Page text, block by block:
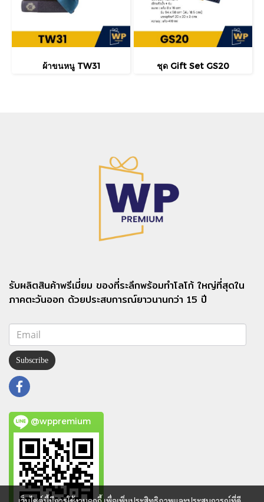
ผ้าขนหนู TW31 ชุด Gift Set GS20
รับผลิตสินค้าพรีเมี่ยม ของที่ระลึกพร้อมทำโลโก้ ใหญ่ที่สุดใน
ภาคตะวันออก ด้วยประสบการณ์ยาวนานกว่า 15 ปี
Subscribe
@wppremium